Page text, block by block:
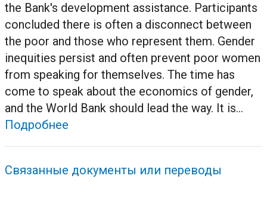
the Bank's development assistance. Participants
concluded there is often a disconnect between
the poor and those who represent them. Gender
inequities persist and often prevent poor women
from speaking for themselves. The time has
come to speak about the economics of gender,
and the World Bank should lead the way. It is...
Подробнее
Связанные документы или переводы